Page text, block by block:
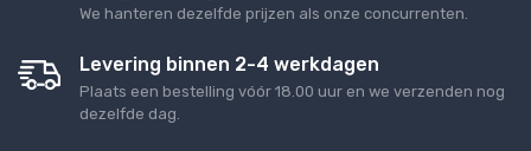
We hanteren dezelfde prijzen als onze concurrenten.
Levering binnen 2-4 werkdagen
Plaats een bestelling vóór 18.00 uur en we verzenden nog
dezelfde dag.